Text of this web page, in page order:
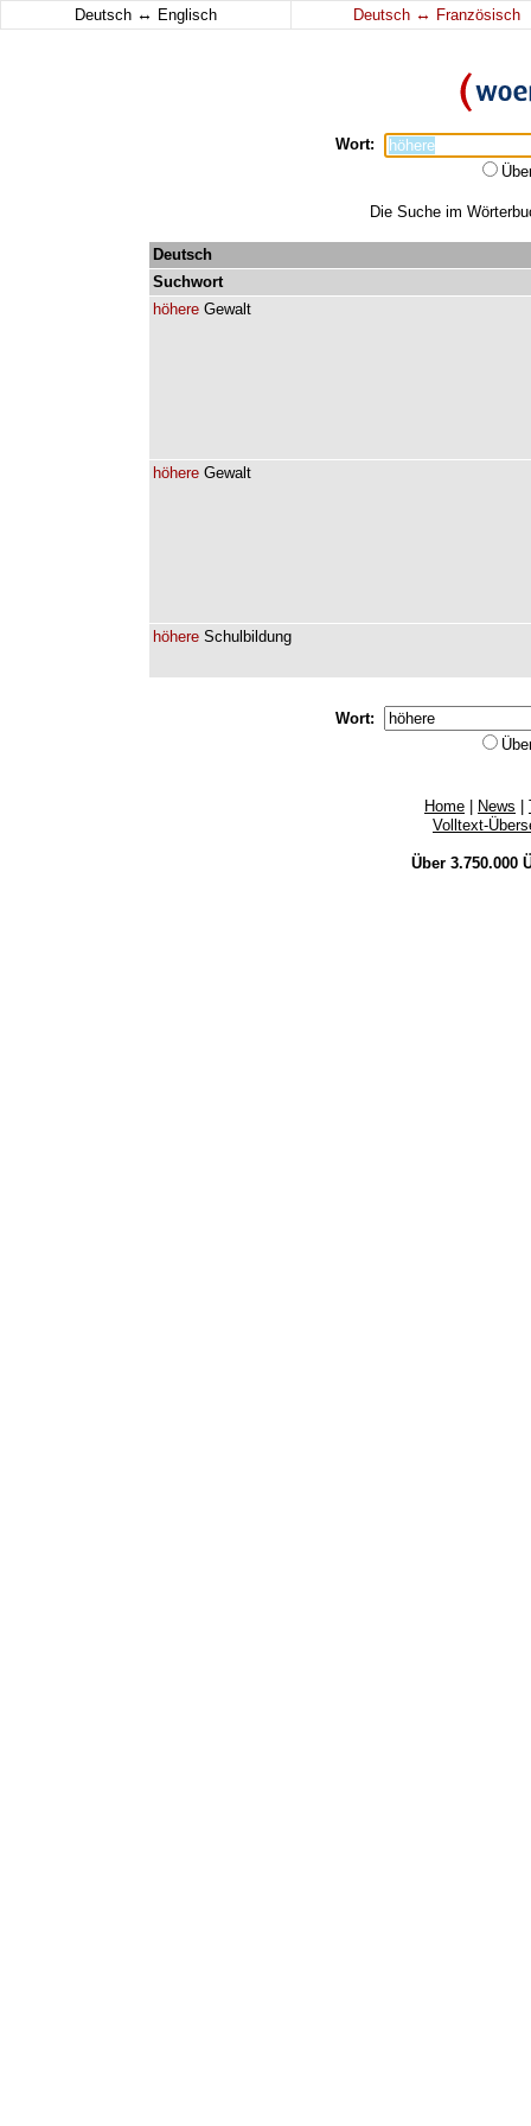
Deutsch ↔ Englisch Deutsch ↔ Französisch
Wort:
Die Suche im
Deutsch
Suchwort
höhere Gewalt
höhere Gewalt
höhere Schulbildung
Wort:
Home News
Volltext-
Über 3.750.000